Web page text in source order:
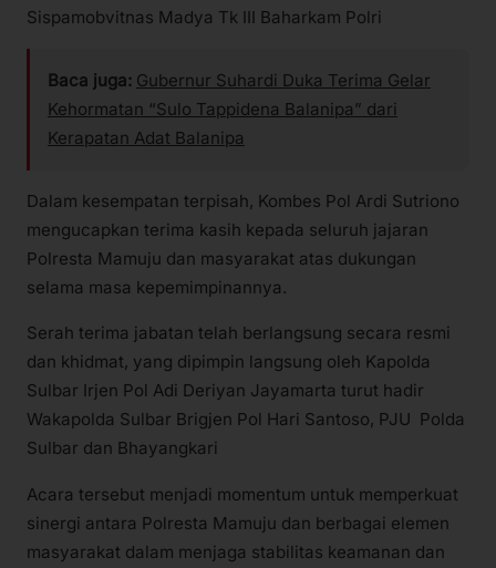
Sispamobvitnas Madya Tk III Baharkam Polri
Baca juga: Gubernur Suhardi Duka Terima Gelar
Kehormatan “Sulo Tappidena Balanipa” dari
Kerapatan Adat Balanipa
Dalam kesempatan terpisah, Kombes Pol Ardi Sutriono
mengucapkan terima kasih kepada seluruh jajaran
Polresta Mamuju dan masyarakat atas dukungan
selama masa kepemimpinannya.
Serah terima jabatan telah berlangsung secara resmi
dan khidmat, yang dipimpin langsung oleh Kapolda
Sulbar Irjen Pol Adi Deriyan Jayamarta turut hadir
Wakapolda Sulbar Brigjen Pol Hari Santoso, PJU Polda
Sulbar dan Bhayangkari
Acara tersebut menjadi momentum untuk memperkuat
sinergi antara Polresta Mamuju dan berbagai elemen
masyarakat dalam menjaga stabilitas keamanan dan